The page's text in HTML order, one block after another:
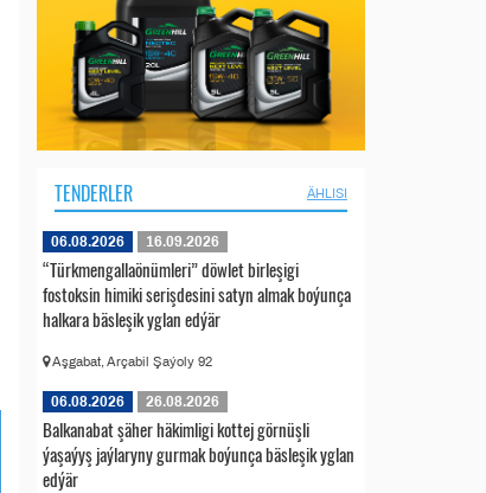
TENDERLER ÄHLISI
06.08.2026 16.09.2026
“Türkmengallaönümleri” döwlet birleşigi
fostoksin himiki serişdesini satyn almak boýunça
halkara bäsleşik yglan edýär
Aşgabat, Arçabil Şaýoly 92
06.08.2026 26.08.2026
Balkanabat şäher häkimligi kottej görnüşli
ýaşaýyş jaýlaryny gurmak boýunça bäsleşik yglan
edýär